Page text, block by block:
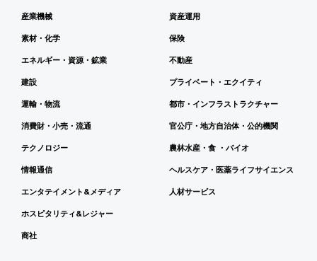
産業機械
素材・化学
エネルギー・資源・鉱業
建設
運輸・物流
消費財・小売・流通
テクノロジー
情報通信
エンタテイメント&メディア
ホスピタリティ&レジャー
商社
資産運用
保険
不動産
プライベート・エクイティ
都市・インフラストラクチャー
官公庁・地方自治体・公的機関
農林水産・食 ・バイオ
ヘルスケア・医薬ライフサイエンス
人材サービス